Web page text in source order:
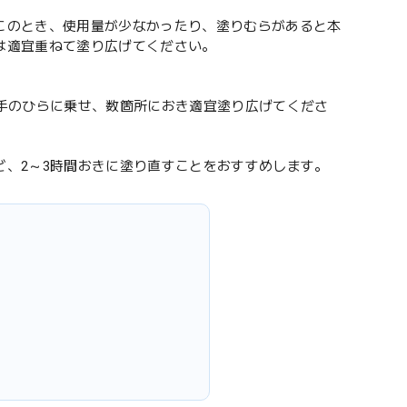
とき、使用量が少なかったり、塗りむらがあると本
宜重ねて塗り広げてください。
ひらに乗せ、数箇所におき適宜塗り広げてくださ
2～3時間おきに塗り直すことをおすすめします。